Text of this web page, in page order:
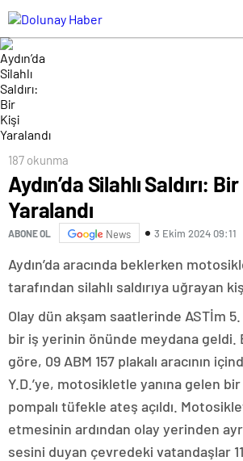
187 okunma
Aydın’da Silahlı Saldırı:
Yaralandı
ABONE OL News 3 Ekim 2024 09:11
Aydın’da aracında beklerken
tarafından silahlı saldırıya uğrayan
Olay dün akşam saatlerinde ASTİm
bir iş yerinin önünde meydana geldi.
göre, 09 ABM 157 plakalı aracının
Y.D.’ye, motosikletle yanına gelen
pompalı tüfekle ateş açıldı.
etmesinin ardından olay yerinden
sesini duyan çevredeki vatandaşlar